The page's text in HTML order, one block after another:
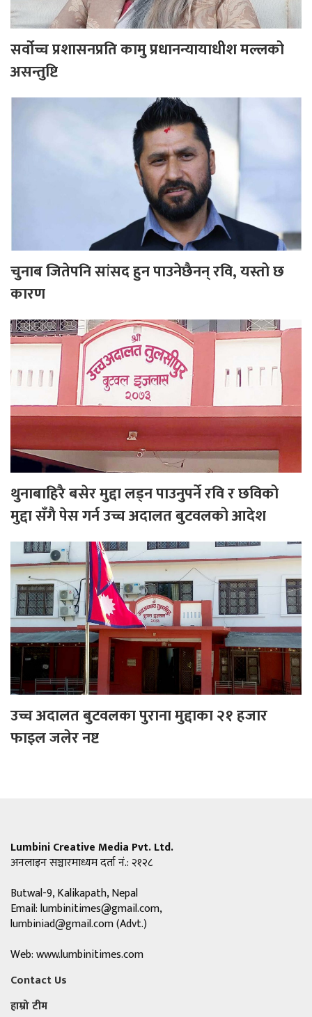
सर्वोच्च प्रशासनप्रति कामु प्रधानन्यायाधीश मल्लको
असन्तुष्टि
चुनाब जितेपनि सांसद हुन पाउनेछैनन् रवि, यस्तो छ
कारण
थुनाबाहिरै बसेर मुद्दा लड्न पाउनुपर्ने रवि र छविको
मुद्दा सँगै पेस गर्न उच्च अदालत बुटवलको आदेश
उच्च अदालत बुटवलका पुराना मुद्दाका २१ हजार
फाइल जलेर नष्ट
Lumbini Creative Media Pvt. Ltd.
अनलाइन सञ्चारमाध्यम दर्ता नं.: २१२८
Butwal-9, Kalikapath, Nepal
Email:lumbinitimes@gmail.com,
lumbiniad@gmail.com(Advt.)
Web: www.lumbinitimes.com
Contact Us
हाम्रो टीम